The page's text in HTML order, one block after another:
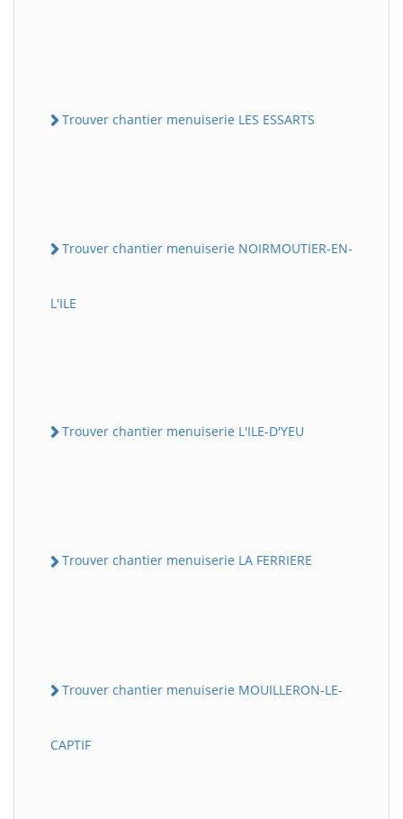
Trouver chantier menuiserie LES ESSARTS
Trouver chantier menuiserie NOIRMOUTIER-EN-
L'ILE
Trouver chantier menuiserie L'ILE-D'YEU
Trouver chantier menuiserie LA FERRIERE
Trouver chantier menuiserie MOUILLERON-LE-
CAPTIF